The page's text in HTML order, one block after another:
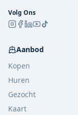
Volg Ons
Aanbod
Kopen
Huren
Gezocht
Kaart